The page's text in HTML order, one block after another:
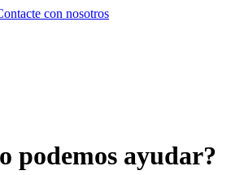
con nosotros
podemos ayudar?